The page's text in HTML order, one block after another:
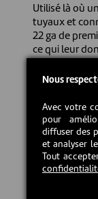
Utilisé là où
tuyaux et
22 ga de
ce qui leur
assurant un
aux autres
tranquillité
30,00
Nous
Avec votre
pour
diffuser des
et analyser
Tout